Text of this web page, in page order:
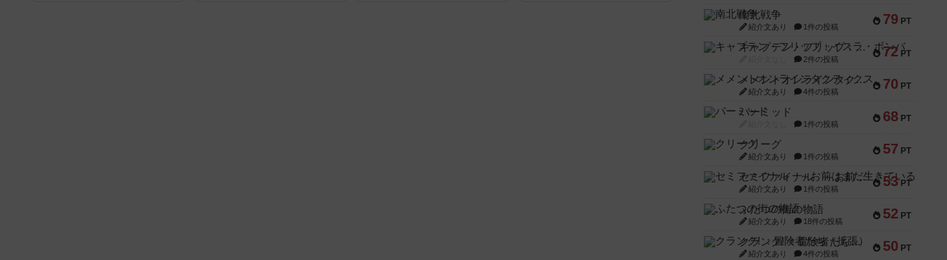
79 PT
南北戦争
紹介文あり 1件の投稿
72 PT
キャプテン・フリップ：イスラ・ボンバ
2件の投稿
70 PT
メメントオンラインタクティクス
紹介文あり 4件の投稿
68 PT
パーミッド
1件の投稿
57 PT
クリーグ
紹介文あり 1件の投稿
53 PT
セミファイナル ～お前はまだ生きている～
紹介文あり 1件の投稿
52 PT
ふたつの街の物語
紹介文あり 18件の投稿
50 PT
クランク! ：冒険者たち（拡張）
紹介文あり 4件の投稿